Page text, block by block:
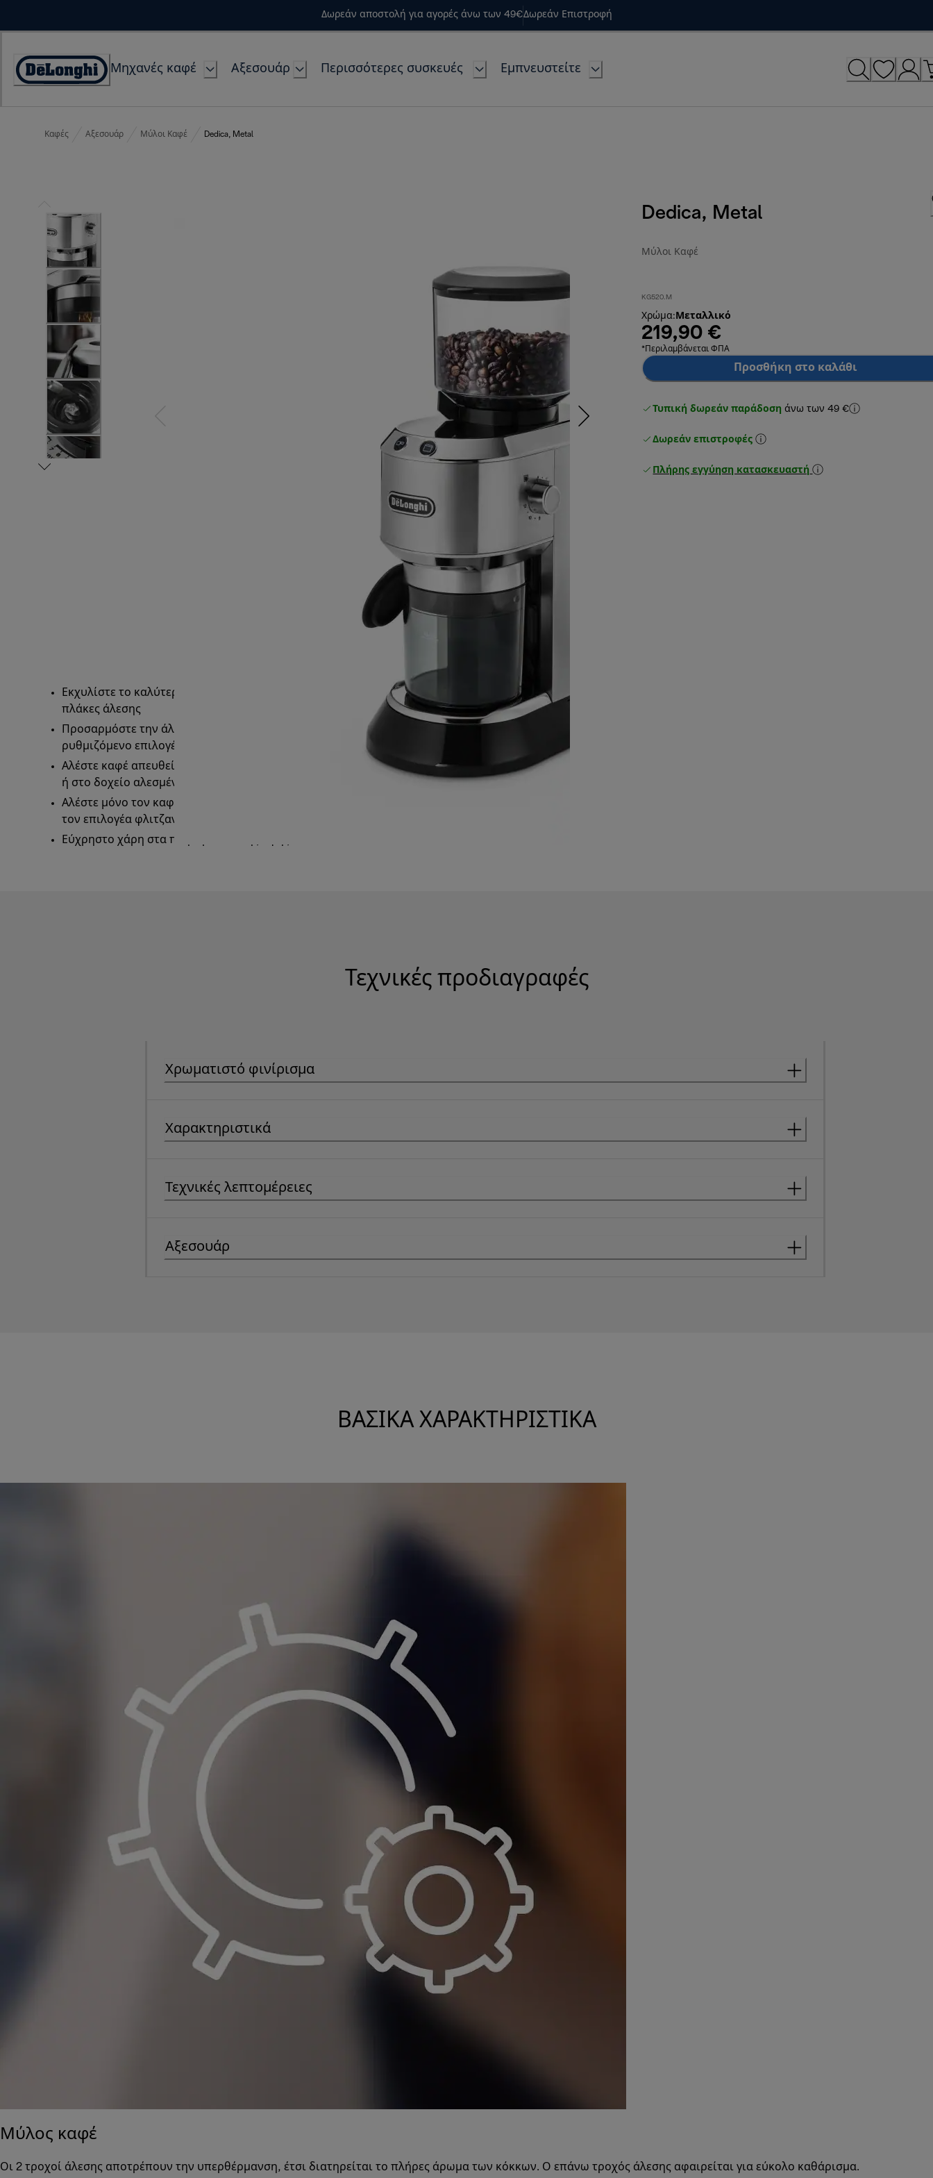
Δωρεάν αποστολή για αγορές άνω των 49€Δωρεάν Επιστροφή
Accessibility
Μηχανές καφέ Αξεσουάρ Περισσότερες συσκευές Εμπνευστείτε
Καφές Αξεσουάρ Μύλοι Καφέ Dedica, Metal
Dedica, Metal
Μύλοι Καφέ
KG520.M
Χρώμα: Μεταλλικό
219,90 €
*Περιλαμβάνεται ΦΠΑ
Προσθήκη στο καλάθι
Τυπική δωρεάν παράδοση άνω των 49 €
Δωρεάν επιστροφές
Πλήρης εγγύηση κατασκευαστή
Εκχυλίστε το καλύτερο άρωμα χάρη στις 2
πλάκες άλεσης
Προσαρμόστε την άλεση χάρη στον
ρυθμιζόμενο επιλογέα άλεσης 18 επιπέδων
Αλέστε καφέ απευθείας στη θήκη φίλτρου
ή στο δοχείο αλεσμένου καφέ
Αλέστε μόνο τον καφέ που χρειάζεστε με
τον επιλογέα φλιτζανιών.
Εύχρηστο χάρη στα πλήκτρα απαλής αφής
Τεχνικές προδιαγραφές
Χρωματιστό φινίρισμα
Χαρακτηριστικά
Τεχνικές λεπτομέρειες
Αξεσουάρ
ΒΑΣΙΚΆ ΧΑΡΑΚΤΗΡΙΣΤΙΚΆ
Μύλος καφέ
Οι 2 τροχοί άλεσης αποτρέπουν την υπερθέρμανση, έτσι διατηρείται το πλήρες άρωμα των κόκκων. Ο επάνω τροχός άλεσης αφαιρείται για εύκολο καθάρισμα.